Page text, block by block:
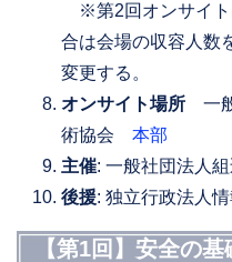
※第2回オンサイト
合は会場の収容人数
変更する。
オンサイト場所 一
術協会 本部
主催: 一般社団法人
後援: 独立行政法人
【第1回】安全の